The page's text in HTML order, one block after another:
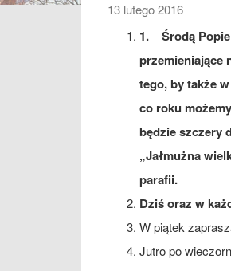
13 lutego 2016
1. Środą
przemieniające
tego, by także
co roku
będzie szczery
„Jałmużna
parafii.
Dziś oraz w
W piątek
Jutro po